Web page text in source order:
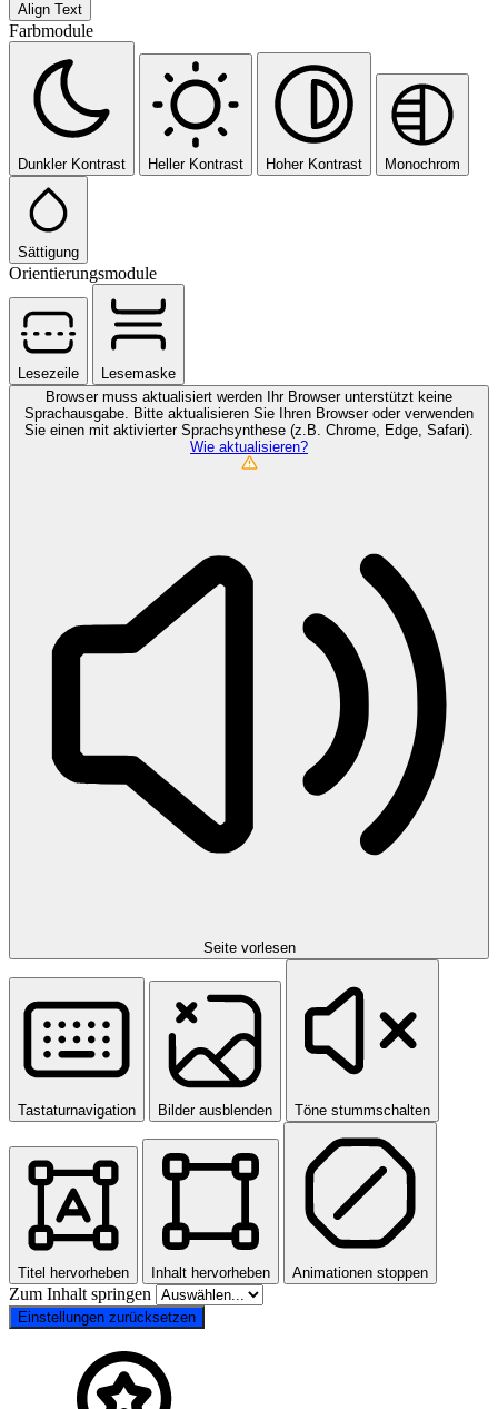
Align Text
Farbmodule
Dunkler Kontrast Heller Kontrast Hoher Kontrast Monochrom
Sättigung
Orientierungsmodule
Lesezeile
Lesemaske
Browser muss aktualisiert werden
Ihr Browser unterstützt keine
Sprachausgabe. Bitte aktualisieren Sie Ihren Browser oder verwenden
Sie einen mit aktivierter Sprachsynthese (z.B. Chrome, Edge, Safari).
Wie aktualisieren?
Seite vorlesen
Tastaturnavigation Bilder ausblenden Töne stummschalten
Titel hervorheben Inhalt hervorheben Animationen stoppen
Zum Inhalt springen
Einstellungen zurücksetzen